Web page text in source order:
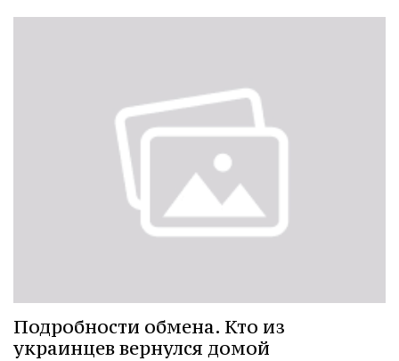
Подробности обмена. Кто из
украинцев вернулся домой